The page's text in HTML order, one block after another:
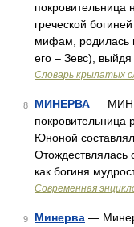
покровительница
греческой
мифам, родилась
его – Зевс), выйдя
Словарь крылатых
8 МИНЕРВА —
покровительница
Юноной
Отождествлялась
как богиня
Современная
9 Минерва —